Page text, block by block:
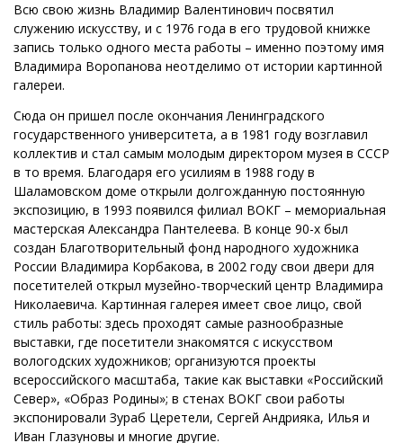
Всю свою жизнь Владимир Валентинович посвятил
служению искусству, и с 1976 года в его трудовой книжке
запись только одного места работы – именно поэтому имя
Владимира Воропанова неотделимо от истории картинной
галереи.
Сюда он пришел после окончания Ленинградского
государственного университета, а в 1981 году возглавил
коллектив и стал самым молодым директором музея в СССР
в то время. Благодаря его усилиям в 1988 году в
Шаламовском доме открыли долгожданную постоянную
экспозицию, в 1993 появился филиал ВОКГ – мемориальная
мастерская Александра Пантелеева. В конце 90-х был
создан Благотворительный фонд народного художника
России Владимира Корбакова, в 2002 году свои двери для
посетителей открыл музейно-творческий центр Владимира
Николаевича. Картинная галерея имеет свое лицо, свой
стиль работы: здесь проходят самые разнообразные
выставки, где посетители знакомятся с искусством
вологодских художников; организуются проекты
всероссийского масштаба, такие как выставки «Российский
Север», «Образ Родины»; в стенах ВОКГ свои работы
экспонировали Зураб Церетели, Сергей Андрияка, Илья и
Иван Глазуновы и многие другие.